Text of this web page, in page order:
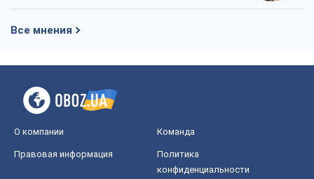
Все мнения
О компании Команда
Правовая информация
Политика
конфиденциальности